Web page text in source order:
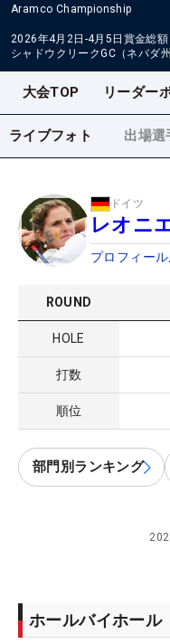
Aramco Championship
2026年4月2日-4月5日 賞金総額
シャドウクリークGC（ネバダ州
大会TOP リーダー
ライブフォト 出場選
ドイツ
レオニ
プロフィール
ROUND
HOLE
打数
順位
部門別ランキング
ホールバイホール